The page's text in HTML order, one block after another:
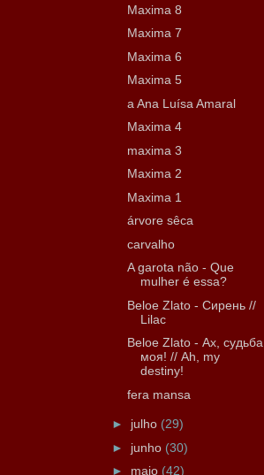
Maxima 8
Maxima 7
Maxima 6
Maxima 5
a Ana Luísa Amaral
Maxima 4
maxima 3
Maxima 2
Maxima 1
árvore sêca
carvalho
A garota não - Que
mulher é essa?
Beloe Zlato - Сирень //
Lilac
Beloe Zlato - Ах, судьба
моя! // Ah, my
destiny!
fera mansa
► julho (29)
► junho (30)
► maio (42)